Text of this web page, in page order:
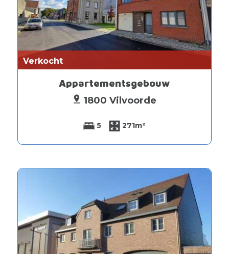
Verkocht
Appartementsgebouw
1800 Vilvoorde
5 271m²